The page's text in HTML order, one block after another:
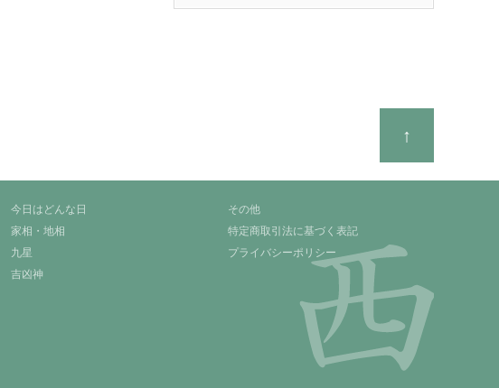
↑
今日はどんな日
家相・地相
九星
吉凶神
その他
特定商取引法に基づく表記
プライバシーポリシー